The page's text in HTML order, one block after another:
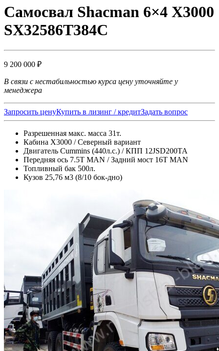
Самосвал Shacman 6×4 X3000
SX32586T384С
9 200 000 ₽
В связи с нестабильностью курса цену уточняйте у
менеджера
Запросить ценуКупить в лизинг / кредитЗадать вопрос
Разрешенная макс. масса 31т.
Кабина X3000 / Северный вариант
Двигатель Cummins (440л.с.) / КПП 12JSD200TA
Передняя ось 7.5Т MAN / Задний мост 16T MAN
Топливный бак 500л.
Кузов 25,76 м3 (8/10 бок-дно)